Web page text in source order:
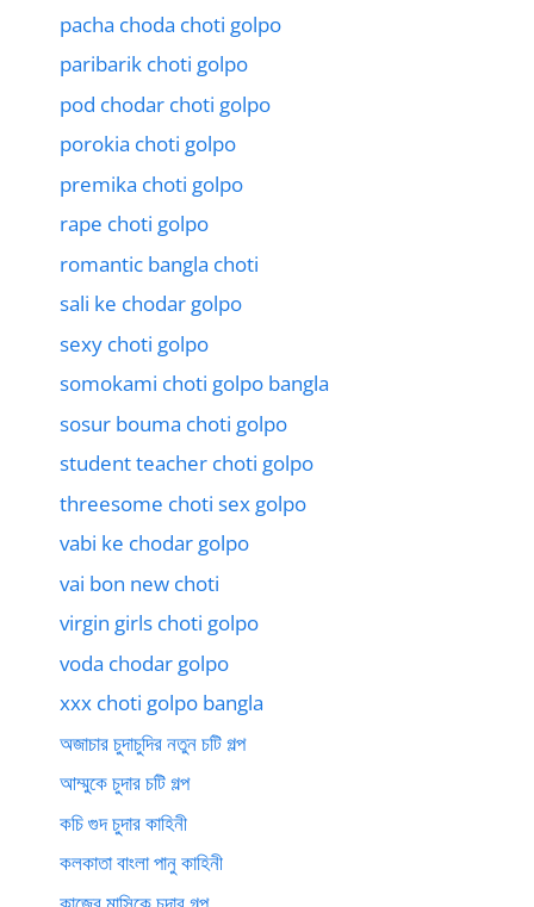
pacha choda choti golpo
paribarik choti golpo
pod chodar choti golpo
porokia choti golpo
premika choti golpo
rape choti golpo
romantic bangla choti
sali ke chodar golpo
sexy choti golpo
somokami choti golpo bangla
sosur bouma choti golpo
student teacher choti golpo
threesome choti sex golpo
vabi ke chodar golpo
vai bon new choti
virgin girls choti golpo
voda chodar golpo
xxx choti golpo bangla
অজাচার চুদাচুদির নতুন চটি গল্প
আম্মুকে চুদার চটি গল্প
কচি গুদ চুদার কাহিনী
কলকাতা বাংলা পানু কাহিনী